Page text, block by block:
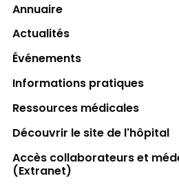
Annuaire
Actualités
Événements
Informations pratiques
Ressources médicales
Découvrir le site de l'hôpital
Accès collaborateurs et
(Extranet)